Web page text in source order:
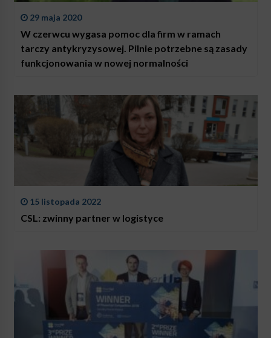
29 maja 2020
W czerwcu wygasa pomoc dla firm w ramach
tarczy antykryzysowej. Pilnie potrzebne są zasady
funkcjonowania w nowej normalności
15 listopada 2022
CSL: zwinny partner w logistyce